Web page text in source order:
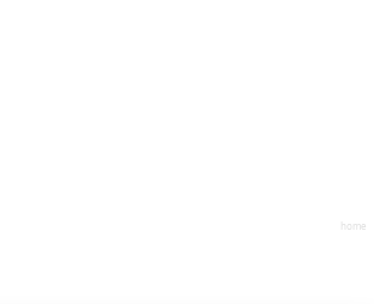
home